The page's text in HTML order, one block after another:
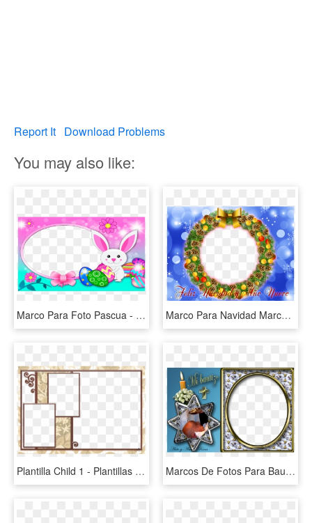
Report It Download Problems
You may also like:
Marco Para Foto Pascua - Marco Para Fotos De Pascua, HD Png Download Marco Para Navidad Marcos En Psd Y Png Para Descargar - Marco De Foto Para Navidad, Transparent Png
Plantilla Child 1 - Plantillas Para Album De Fotos Gratis, HD Png Download Marcos De Fotos Para Bautizos - Marco Para Fotos De Bautizo Png, Transparent Png